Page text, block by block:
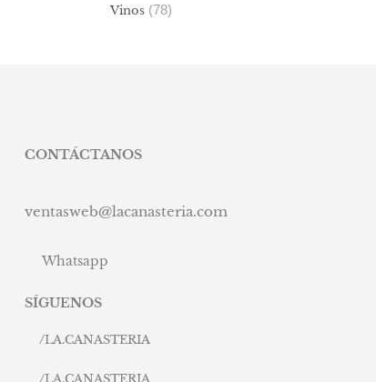
Vinos(78)
CONTÁCTANOS
ventasweb@lacanasteria.com
Whatsapp
SÍGUENOS
/LA.CANASTERIA
/LA.CANASTERIA